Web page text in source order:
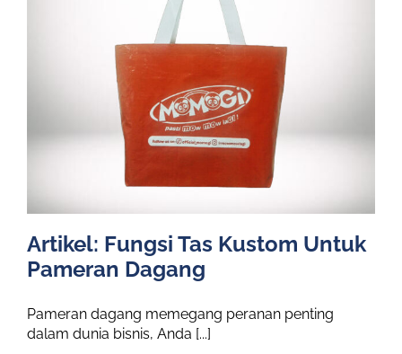
Artikel: Fungsi Tas Kustom Untuk
Pameran Dagang
Pameran dagang memegang peranan penting
dalam dunia bisnis, Anda [...]